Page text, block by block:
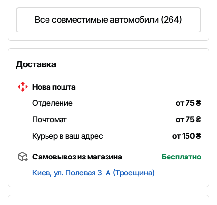
Все совместимые автомобили (264)
Доставка
Нова пошта
Отделение
от 75₴
Почтомат
от 75₴
Курьер в ваш адрес
от 150₴
Самовывоз из магазина
Бесплатно
Киев, ул. Полевая 3-А (Троещина)